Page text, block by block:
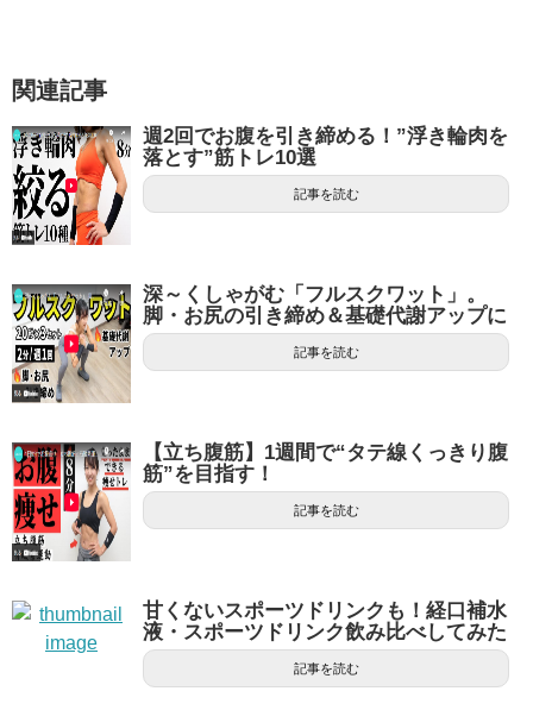
関連記事
週2回でお腹を引き締める！”浮き輪肉を
落とす”筋トレ10選
記事を読む
深～くしゃがむ「フルスクワット」。
脚・お尻の引き締め＆基礎代謝アップに
記事を読む
【立ち腹筋】1週間で“タテ線くっきり腹
筋”を目指す！
記事を読む
甘くないスポーツドリンクも！経口補水
液・スポーツドリンク飲み比べしてみた
記事を読む